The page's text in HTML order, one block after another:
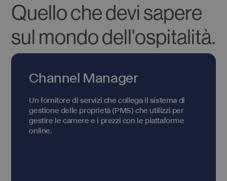
Quello che devi sapere
sul mondo dell'ospitalità.
Channel Manager
Un fornitore di servizi che collega il sistema di
gestione delle proprietà (PMS) che utilizzi per
gestire le camere e i prezzi con le piattaforme
online.